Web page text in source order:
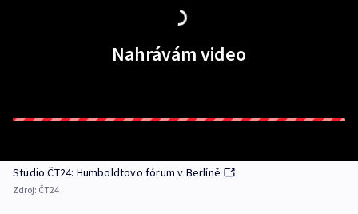
Nahrávám video
Studio ČT24: Humboldtovo fórum v Berlíně
Zdroj: ČT24